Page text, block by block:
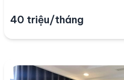
40 triệu/tháng